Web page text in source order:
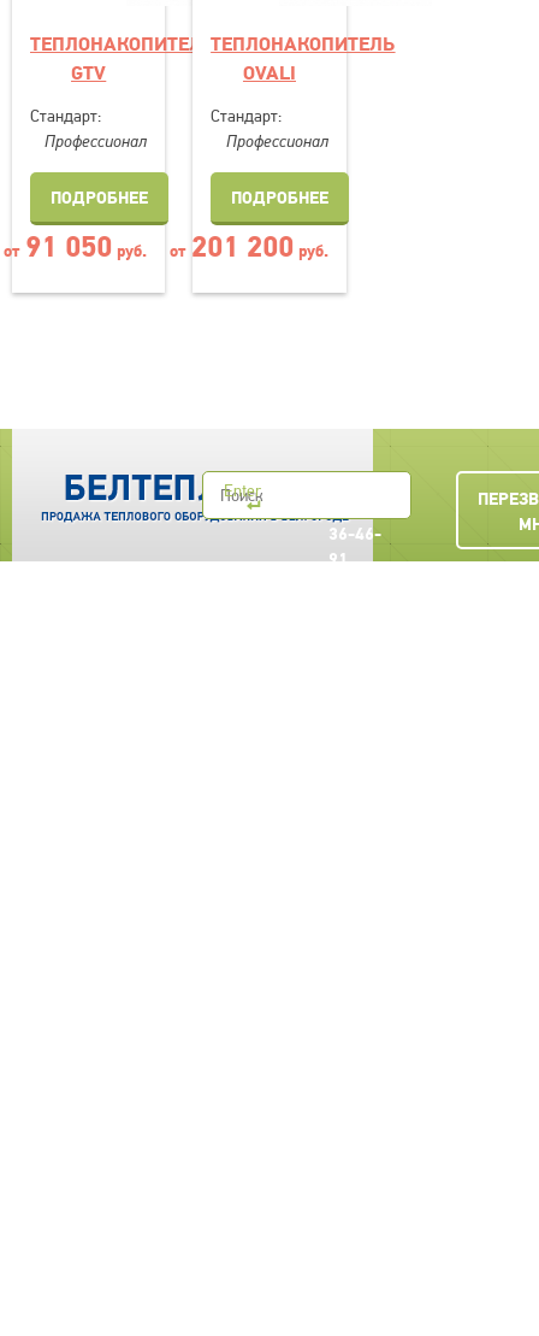
ТЕПЛОНАКОПИТЕЛЬ
GTV
Стандарт:
Профессионал
ПОДРОБНЕЕ
от 91 050 руб.
ТЕПЛОНАКОПИТЕЛЬ
OVALI
Стандарт:
Профессионал
ПОДРОБНЕЕ
от 201 200 руб.
Enter
36-46-
91